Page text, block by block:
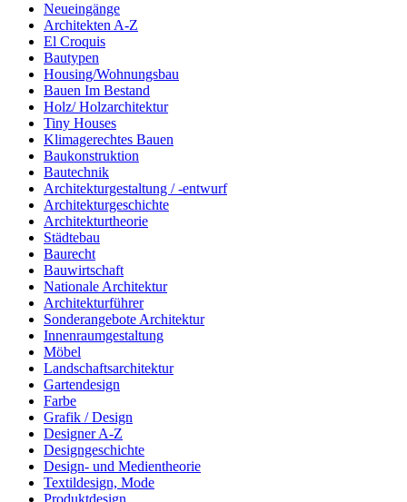
Neueingänge
Architekten A-Z
El Croquis
Bautypen
Housing/Wohnungsbau
Bauen Im Bestand
Holz/ Holzarchitektur
Tiny Houses
Klimagerechtes Bauen
Baukonstruktion
Bautechnik
Architekturgestaltung / -entwurf
Architekturgeschichte
Architekturtheorie
Städtebau
Baurecht
Bauwirtschaft
Nationale Architektur
Architekturführer
Sonderangebote Architektur
Innenraumgestaltung
Möbel
Landschaftsarchitektur
Gartendesign
Farbe
Grafik / Design
Designer A-Z
Designgeschichte
Design- und Medientheorie
Textildesign, Mode
Produktdesign